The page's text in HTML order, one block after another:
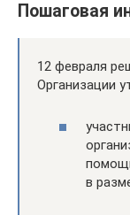
Пошаговая
12 февраля
Организации
в